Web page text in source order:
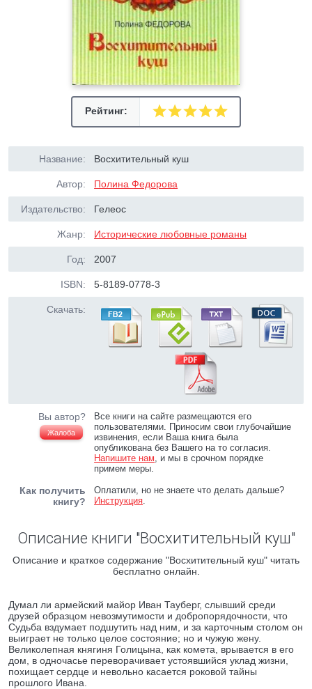
Рейтинг:
Название: Восхитительный куш
Автор: Полина Федорова
Издательство: Гелеос
Жанр: Исторические любовные романы
Год: 2007
ISBN: 5-8189-0778-3
Скачать:
Вы автор?
Жалоба
Все книги на сайте размещаются его
пользователями. Приносим свои глубочайшие
извинения, если Ваша книга была
опубликована без Вашего на то согласия.
Напишите нам, и мы в срочном порядке
примем меры.
Как получить
книгу?
Оплатили, но не знаете что делать дальше?
Инструкция.
Описание книги "Восхитительный куш"
Описание и краткое содержание "Восхитительный куш" читать
бесплатно онлайн.
Думал ли армейский майор Иван Тауберг, слывший среди
друзей образцом невозмутимости и добропорядочности, что
Судьба вздумает подшутить над ним, и за карточным столом он
выиграет не только целое состояние; но и чужую жену.
Великолепная княгиня Голицына, как комета, врывается в его
дом, в одночасье переворачивает устоявшийся уклад жизни,
похищает сердце и невольно касается роковой тайны
прошлого Ивана.